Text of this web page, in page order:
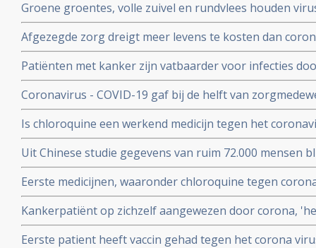
Groene groentes, volle zuivel en rundvlees houden
blijkt uit studie van kinderarts Ellen van der Gaag. En
virus (COVID-19)
Afgezegde zorg dreigt meer levens te kosten dan
van Gupta Strategists, een adviesbureau gericht op de
Patiënten met kanker zijn vatbaarder voor infecties
(beenmergonderdrukking) veroorzaakt door hun
overleden daardoor relatief meer kankerpatienten
Coronavirus - COVID-19 gaf bij de helft van
verkoudheid en geen koorts en zij bleven gewoon
onderzoek bij 86 zorgmedewerkers
Is chloroquine een werkend medicijn tegen het
wel op. Hier een paar studies
Uit Chinese studie gegevens van ruim 72.000 mensen
mensen besmet met het corona virus - Covid-19
herstelt
Eerste medicijnen, waaronder chloroquine tegen
uitstekend te werken. 80 procent minder virus in bloed,
onderzoekers
Kankerpatiënt op zichzelf aangewezen door corona,
NOS in een artikel
Eerste patient heeft vaccin gehad tegen het corona